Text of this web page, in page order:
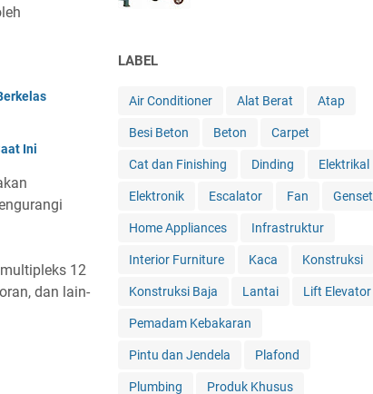
Ini
12
dan lain-
LABEL
Air Conditioner Alat Berat Atap
Besi Beton Beton Carpet
Cat dan Finishing Dinding Elektrikal
Elektronik Escalator Fan Genset
Home Appliances Infrastruktur
Interior Furniture Kaca Konstruksi
Konstruksi Baja Lantai Lift Elevator
Pemadam Kebakaran
Pintu dan Jendela Plafond
Plumbing Produk Khusus